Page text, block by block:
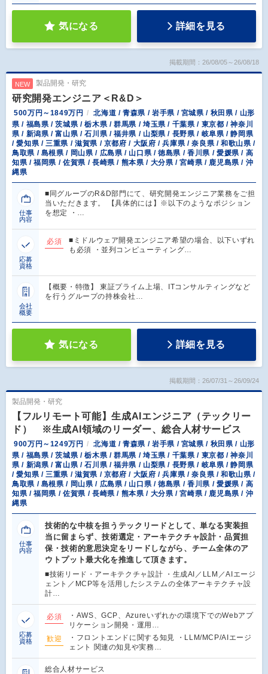
気になる 詳細を見る
掲載期間：26/08/05～26/08/18
NEW 製品開発・研究
研究開発エンジニア＜R&D＞
500万円～1849万円
北海道 / 青森県 / 岩手県 / 宮城県 / 秋田県 / 山形
県 / 福島県 / 茨城県 / 栃木県 / 群馬県 / 埼玉県 / 千葉県 / 東京都 / 神奈川
県 / 新潟県 / 富山県 / 石川県 / 福井県 / 山梨県 / 長野県 / 岐阜県 / 静岡県
/ 愛知県 / 三重県 / 滋賀県 / 京都府 / 大阪府 / 兵庫県 / 奈良県 / 和歌山県 /
鳥取県 / 島根県 / 岡山県 / 広島県 / 山口県 / 徳島県 / 香川県 / 愛媛県 / 高
知県 / 福岡県 / 佐賀県 / 長崎県 / 熊本県 / 大分県 / 宮崎県 / 鹿児島県 / 沖
縄県
仕事
内容
■同グループのR&D部門にて、研究開発エンジニア業務をご担
当いただきます。 【具体的には】※以下のようなポジション
を想定 ・…
応募
資格
必須
■ミドルウェア開発エンジニア希望の場合、以下いずれ
も必須 ・並列コンピューティング…
会社
概要
【概要・特徴】 東証プライム上場、ITコンサルティングなど
を行うグループの持株会社…
気になる 詳細を見る
掲載期間：26/07/31～26/09/24
製品開発・研究
【フルリモート可能】生成AIエンジニア（テックリー
ド） ※生成AI領域のリーダー、総合人材サービス
900万円～1249万円
北海道 / 青森県 / 岩手県 / 宮城県 / 秋田県 / 山形
県 / 福島県 / 茨城県 / 栃木県 / 群馬県 / 埼玉県 / 千葉県 / 東京都 / 神奈川
県 / 新潟県 / 富山県 / 石川県 / 福井県 / 山梨県 / 長野県 / 岐阜県 / 静岡県
/ 愛知県 / 三重県 / 滋賀県 / 京都府 / 大阪府 / 兵庫県 / 奈良県 / 和歌山県 /
鳥取県 / 島根県 / 岡山県 / 広島県 / 山口県 / 徳島県 / 香川県 / 愛媛県 / 高
知県 / 福岡県 / 佐賀県 / 長崎県 / 熊本県 / 大分県 / 宮崎県 / 鹿児島県 / 沖
縄県
仕事
内容
技術的な中核を担うテックリードとして、単なる実装担
当に留まらず、技術選定・アーキテクチャ設計・品質担
保・技術的意思決定をリードしながら、チーム全体のア
ウトプット最大化を推進して頂きます。
■技術リード・アーキテクチャ設計 ・生成AI／LLM／AIエージ
ェント／MCP等を活用したシステムの全体アーキテクチャ設
計…
応募
資格
必須
・AWS、GCP、Azureいずれかの環境下でのWebアプ
リケーション開発・運用…
歓迎
・フロントエンドに関する知見 ・LLM/MCP/AIエージ
ェント 関連の知見や実務…
総合人材サービス